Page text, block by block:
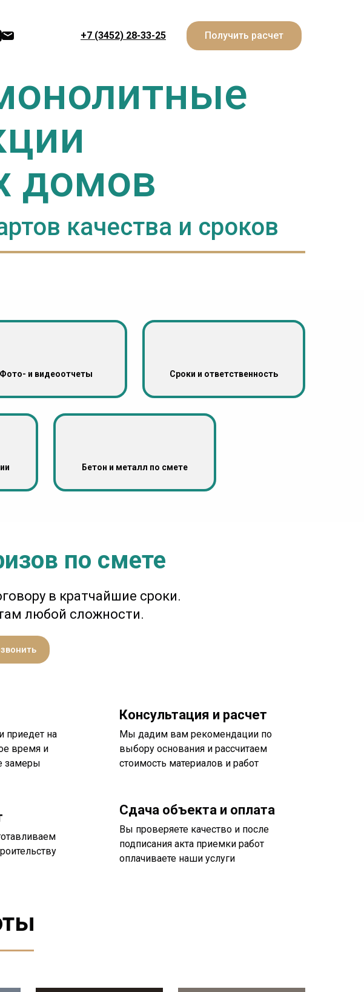
+7 (3452) 28-33-25 Получить расчет
домов
качества и сроков
Фото- и видеоотчеты Сроки и ответственность
Бетон и металл по смете
по смете
в кратчайшие сроки.
любой сложности.
приедет на
время и
замеры
Консультация и расчет
Мы дадим вам рекомендации по
выбору основания и рассчитаем
стоимость материалов и работ
Сдача объекта и оплата
Вы проверяете качество и после
подписания акта приемки работ
оплачиваете наши услуги